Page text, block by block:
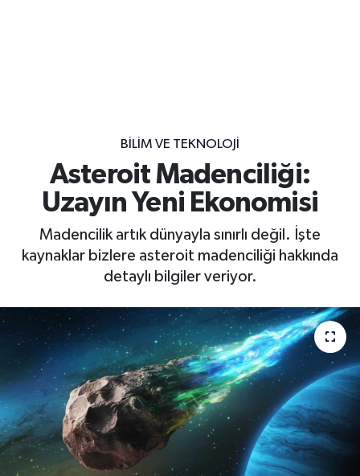
BILIM VE TEKNOLOJI
Asteroit Madenciliği:
Uzayın Yeni Ekonomisi
Madencilik artık dünyayla sınırlı değil. İşte
kaynaklar bizlere asteroit madenciliği hakkında
detaylı bilgiler veriyor.